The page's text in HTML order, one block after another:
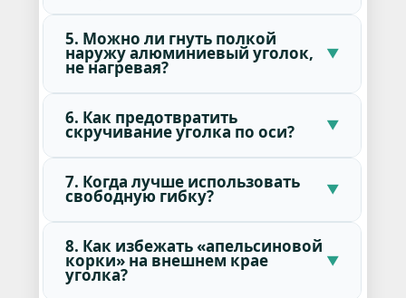
5. Можно ли гнуть полкой
наружу алюминиевый уголок,
не нагревая?
6. Как предотвратить
скручивание уголка по оси?
7. Когда лучше использовать
свободную гибку?
8. Как избежать «апельсиновой
корки» на внешнем крае
уголка?